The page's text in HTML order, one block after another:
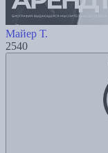
Майер Т.
2540